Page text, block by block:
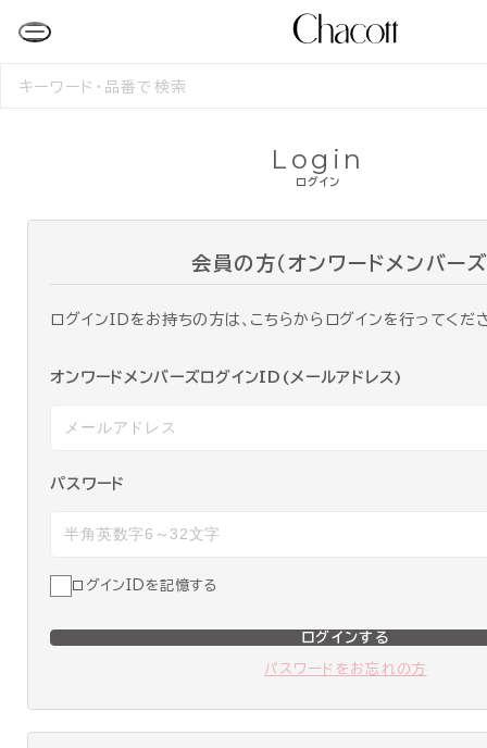
検
ログイン
Login
会員の方（オンワードメンバーズ
ログインIDをお持ちの方は、こちらからログインを行ってくだ
オンワードメンバーズログインID(メールアドレス)
パスワード
ログインIDを記憶する
ログインする
パスワードをお忘れの方